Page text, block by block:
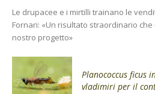
Le drupacee e i mirtilli trainano le
Fornari: «Un risultato straordinario
nostro progetto»
Planococcus ficus
vladimiri per il